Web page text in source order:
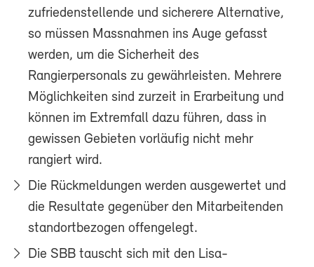
zufriedenstellende und sicherere Alternative,
so müssen Massnahmen ins Auge gefasst
werden, um die Sicherheit des
Rangierpersonals zu gewährleisten. Mehrere
Möglichkeiten sind zurzeit in Erarbeitung und
können im Extremfall dazu führen, dass in
gewissen Gebieten vorläufig nicht mehr
rangiert wird.
Die Rückmeldungen werden ausgewertet und
die Resultate gegenüber den Mitarbeitenden
standortbezogen offengelegt.
Die SBB tauscht sich mit den Lisa-